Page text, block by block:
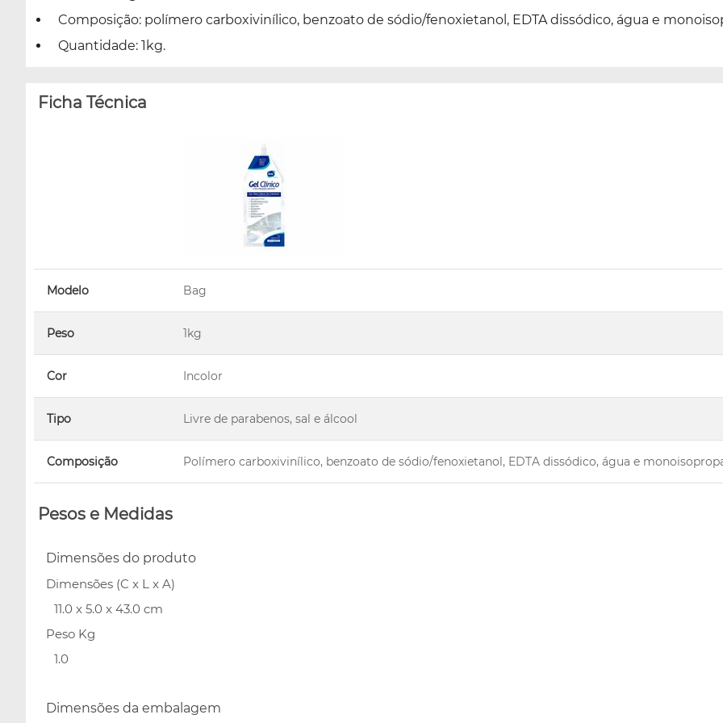
Composição: polímero carboxivinílico, benzoato de sódio/fenoxietanol, EDTA dissódico, água e
Quantidade: 1kg.
Ficha Técnica
Modelo Bag
Peso 1kg
Cor Incolor
Tipo Livre de parabenos, sal e álcool
Composição Polímero carboxivinílico, benzoato de sódio/fenoxietanol, EDTA dissódico, água e
Pesos e Medidas
Dimensões do produto
Dimensões (C x L x A)
11.0 x 5.0 x 43.0 cm
Peso Kg
1.0
Dimensões da embalagem